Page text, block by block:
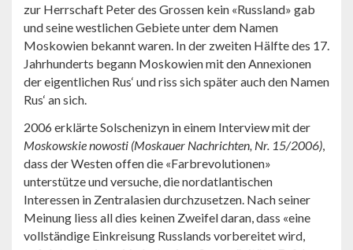
zur Herrschaft Peter des Grossen kein «Russland» gab
und seine westlichen Gebiete unter dem Namen
Moskowien bekannt waren. In der zweiten Hälfte des 17.
Jahrhunderts begann Moskowien mit den Annexionen
der eigentlichen Rus‘ und riss sich später auch den Namen
Rus‘ an sich.
2006 erklärte Solschenizyn in einem Interview mit der
Moskowskie nowosti (Moskauer Nachrichten, Nr. 15/2006),
dass der Westen offen die «Farbrevolutionen»
unterstütze und versuche, die nordatlantischen
Interessen in Zentralasien durchzusetzen. Nach seiner
Meinung liess all dies keinen Zweifel daran, dass «eine
vollständige Einkreisung Russlands vorbereitet wird,